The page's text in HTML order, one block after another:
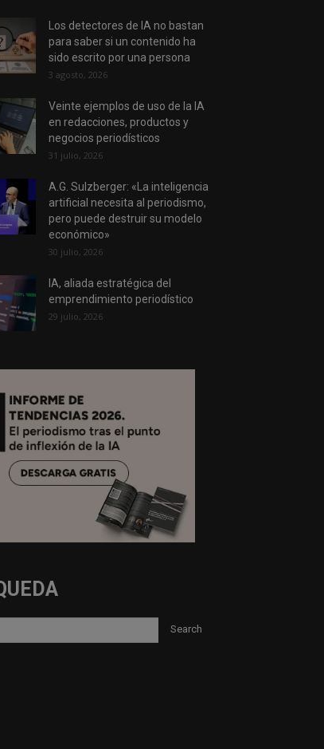
Los detectores de IA no bastan
para saber si un contenido ha
sido escrito por una persona
3 agosto, 2026
Veinte ejemplos de uso de la IA
en redacciones, productos y
negocios periodísticos
31 julio, 2026
A.G. Sulzberger: «La inteligencia
artificial necesita al periodismo,
pero puede destruir su modelo
económico»
30 julio, 2026
IA, aliada estratégica del
emprendimiento periodístico
29 julio, 2026